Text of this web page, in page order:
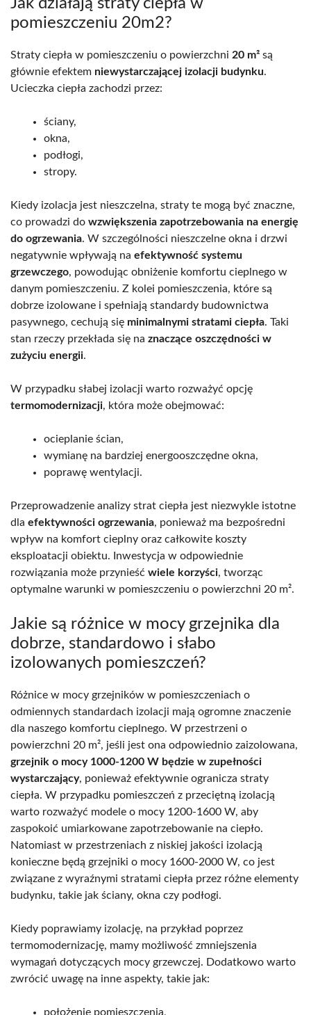
Jak działają straty ciepła w
pomieszczeniu 20m2?
Straty ciepła w pomieszczeniu o powierzchni 20 m² są
głównie efektem niewystarczającej izolacji budynku.
Ucieczka ciepła zachodzi przez:
ściany,
okna,
podłogi,
stropy.
Kiedy izolacja jest nieszczelna, straty te mogą być znaczne,
co prowadzi do wzwiększenia zapotrzebowania na energię
do ogrzewania. W szczególności nieszczelne okna i drzwi
negatywnie wpływają na efektywność systemu
grzewczego, powodując obniżenie komfortu cieplnego w
danym pomieszczeniu. Z kolei pomieszczenia, które są
dobrze izolowane i spełniają standardy budownictwa
pasywnego, cechują się minimalnymi stratami ciepła. Taki
stan rzeczy przekłada się na znaczące oszczędności w
zużyciu energii.
W przypadku słabej izolacji warto rozważyć opcję
termomodernizacji, która może obejmować:
ocieplanie ścian,
wymianę na bardziej energooszczędne okna,
poprawę wentylacji.
Przeprowadzenie analizy strat ciepła jest niezwykle istotne
dla efektywności ogrzewania, ponieważ ma bezpośredni
wpływ na komfort cieplny oraz całkowite koszty
eksploatacji obiektu. Inwestycja w odpowiednie
rozwiązania może przynieść wiele korzyści, tworząc
optymalne warunki w pomieszczeniu o powierzchni 20 m².
Jakie są różnice w mocy grzejnika dla
dobrze, standardowo i słabo
izolowanych pomieszczeń?
Różnice w mocy grzejników w pomieszczeniach o
odmiennych standardach izolacji mają ogromne znaczenie
dla naszego komfortu cieplnego. W przestrzeni o
powierzchni 20 m², jeśli jest ona odpowiednio zaizolowana,
grzejnik o mocy 1000-1200 W będzie w zupełności
wystarczający, ponieważ efektywnie ogranicza straty
ciepła. W przypadku pomieszczeń z przeciętną izolacją
warto rozważyć modele o mocy 1200-1600 W, aby
zaspokoić umiarkowane zapotrzebowanie na ciepło.
Natomiast w przestrzeniach z niskiej jakości izolacją
konieczne będą grzejniki o mocy 1600-2000 W, co jest
związane z wyraźnymi stratami ciepła przez różne elementy
budynku, takie jak ściany, okna czy podłogi.
Kiedy poprawiamy izolację, na przykład poprzez
termomodernizację, mamy możliwość zmniejszenia
wymagań dotyczących mocy grzewczej. Dodatkowo warto
zwrócić uwagę na inne aspekty, takie jak:
położenie pomieszczenia,